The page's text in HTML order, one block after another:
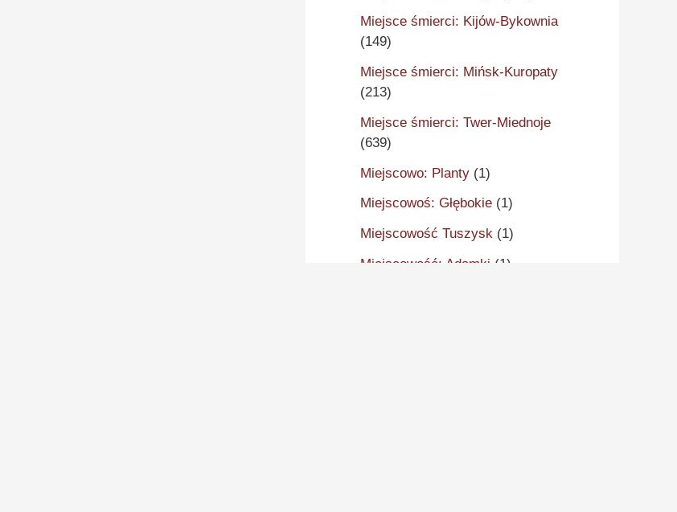
Miejsce śmierci: Kijów-Bykownia
(149)
Miejsce śmierci: Mińsk-Kuropaty
(213)
Miejsce śmierci: Twer-Miednoje
(639)
Miejscowo: Planty (1)
Miejscowoś: Głębokie (1)
Miejscowość Tuszysk (1)
Miejscowość: Adamki (1)